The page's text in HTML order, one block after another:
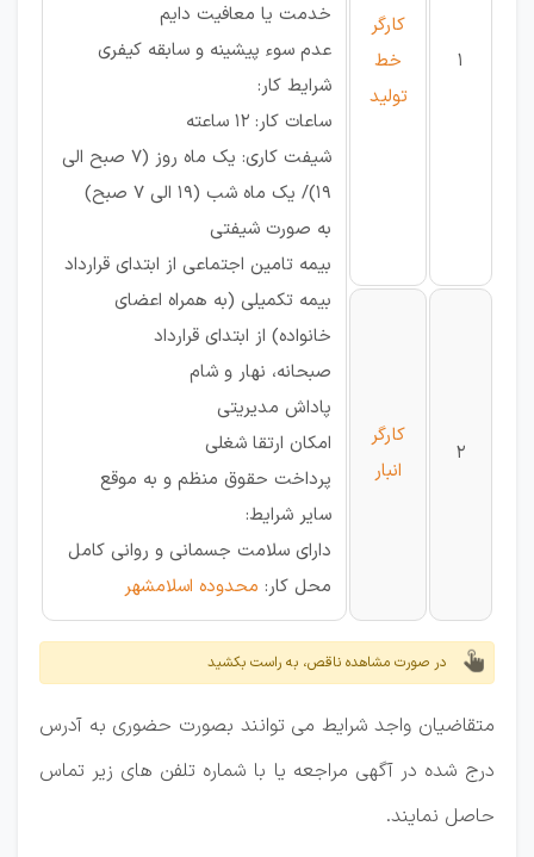
1
کارگر
خط
تولید
خدمت يا معافيت دایم
عدم سوء پيشينه و سابقه كيفری
شرايط كار:
ساعات کار: 12 ساعته
شیفت کاری: یک ماه روز (7 صبح الی
19)/ یک ماه شب (19 الی 7 صبح)
به صورت شیفتی
بیمه تامین اجتماعی از ابتدای قرارداد
بیمه تکمیلی (به همراه اعضای
خانواده) از ابتدای قرارداد
صبحانه، نهار و شام
پاداش مدیریتی
امکان ارتقا شغلی
پرداخت حقوق منظم و به موقع
ساير شرايط:
دارای سلامت جسمانی و روانی كامل
محل كار: محدوده اسلامشهر
2
کارگر
انبار
در صورت مشاهده ناقص، به راست بکشید
متقاضیان واجد شرایط می توانند بصورت حضوری به آدرس
درج شده در آگهی مراجعه یا با شماره تلفن های زیر تماس
حاصل نمایند.